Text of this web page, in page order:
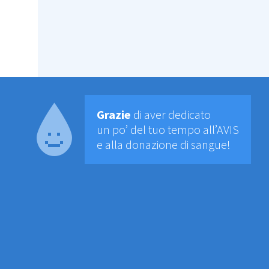
Grazie di aver dedicato
un po’ del tuo tempo all’AVIS
e alla donazione di sangue!